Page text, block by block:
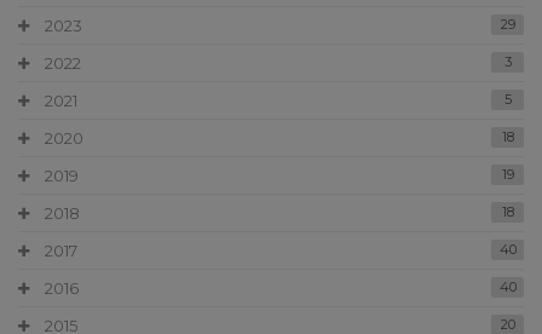
2023 29
2022 3
2021 5
2020 18
2019 19
2018 18
2017 40
2016 40
2015 20